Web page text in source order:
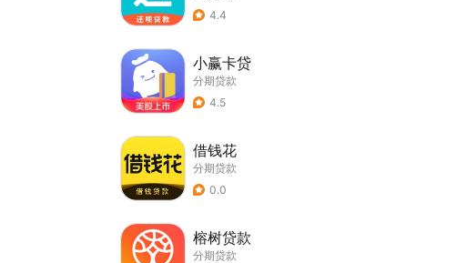
4.4
小赢卡贷
分期贷款
4.5
借钱花
分期贷款
0.0
榕树贷款
分期贷款